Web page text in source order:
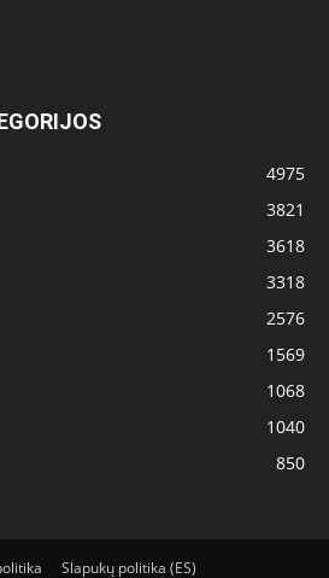
4975
3821
3618
3318
2576
1569
1068
1040
850
Slapukų politika (ES)